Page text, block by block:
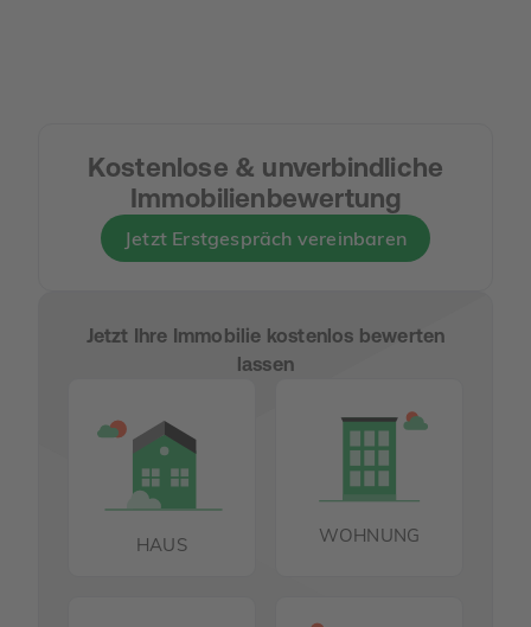
Kostenlose & unverbindliche
Immobilienbewertung
Jetzt Erstgespräch vereinbaren
Jetzt Ihre Immobilie kostenlos bewerten
lassen
HAUS WOHNUNG